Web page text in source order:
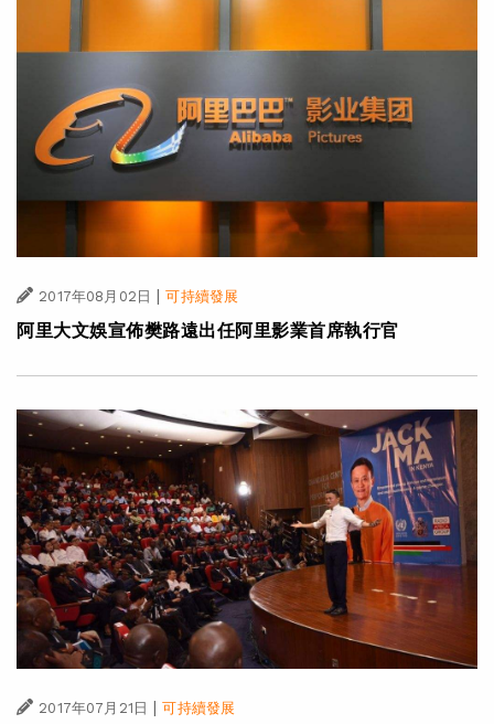
2017年08月02日 可持續發展
阿里大文娛宣佈樊路遠出任阿里影業首席執行官
2017年07月21日 可持續發展